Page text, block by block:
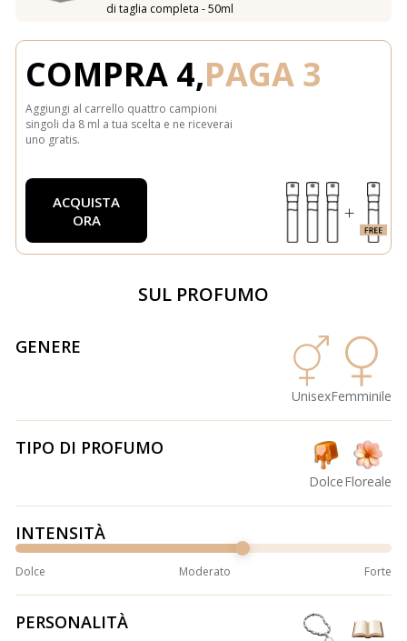
di taglia completa - 50ml
COMPRA 4,PAGA 3
Aggiungi al carrello quattro campioni
singoli da 8 ml a tua scelta e ne riceverai
uno gratis.
ACQUISTA
ORA
SUL PROFUMO
GENERE
UnisexFemminile
TIPO DI PROFUMO
DolceFloreale
INTENSITÀ
Dolce Moderato Forte
PERSONALITÀ